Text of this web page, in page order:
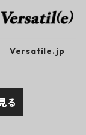
Versatile.jp
る